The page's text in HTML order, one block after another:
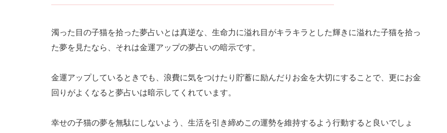
濁った目の子猫を拾った夢占いとは真逆な、生命力に溢れ目がキラキラとした輝きに溢れた子猫を拾っ
た夢を見たなら、それは金運アップの夢占いの暗示です。
金運アップしているときでも、浪費に気をつけたり貯蓄に励んだりお金を大切にすることで、更にお金
回りがよくなると夢占いは暗示してくれています。
幸せの子猫の夢を無駄にしないよう、生活を引き締めこの運勢を維持するよう行動すると良いでしょ